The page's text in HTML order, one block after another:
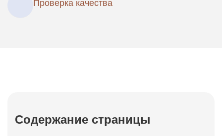
Проверка качества
Содержание страницы